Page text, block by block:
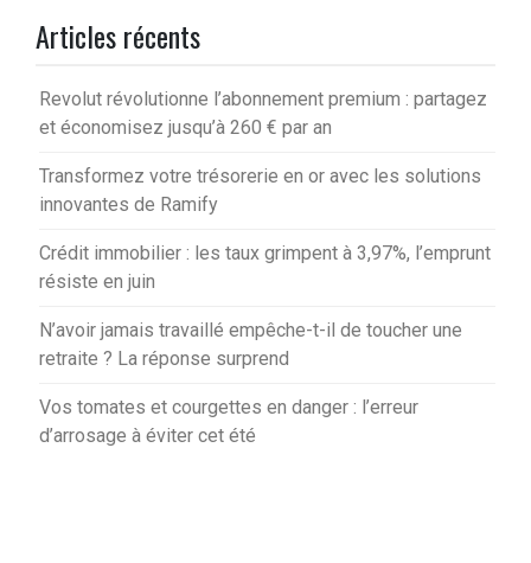
Articles récents
Revolut révolutionne l’abonnement premium : partagez
et économisez jusqu’à 260 € par an
Transformez votre trésorerie en or avec les solutions
innovantes de Ramify
Crédit immobilier : les taux grimpent à 3,97%, l’emprunt
résiste en juin
N’avoir jamais travaillé empêche-t-il de toucher une
retraite ? La réponse surprend
Vos tomates et courgettes en danger : l’erreur
d’arrosage à éviter cet été